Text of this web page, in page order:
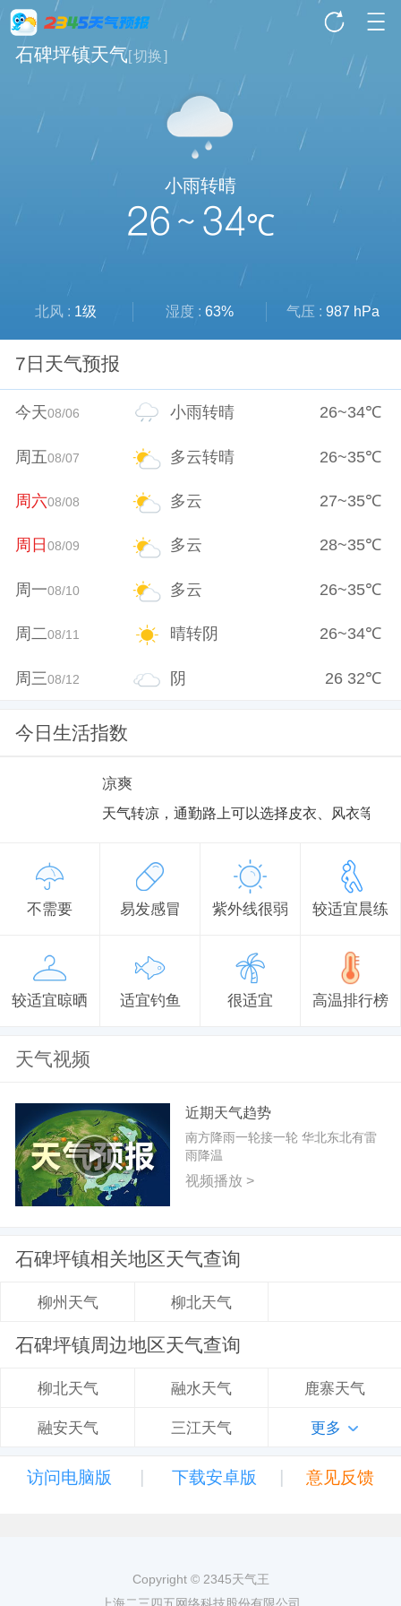
石碑坪镇天气[切换]
小雨转晴
26 ~ 34℃
北风 : 1级 湿度 : 63% 气压 : 987 hPa
7日天气预报
今天08/06 小雨转晴 26~34℃
周五08/07 多云转晴 26~35℃
周六08/08 多云 27~35℃
周日08/09 多云 28~35℃
周一08/10 多云 26~35℃
周二08/11 晴转阴 26~34℃
周三08/12 阴 26 32℃
今日生活指数
凉爽
天气转凉，通勤路上可以选择皮衣、风衣等防
不需要 易发感冒 紫外线很弱 较适宜晨练
较适宜晾晒 适宜钓鱼 很适宜 高温排行榜
天气视频
近期天气趋势
南方降雨一轮接一轮 华北东北有雷
雨降温
视频播放 >
石碑坪镇相关地区天气查询
柳州天气 柳北天气
石碑坪镇周边地区天气查询
柳北天气 融水天气 鹿寨天气
融安天气 三江天气 更多
访问电脑版 | 下载安卓版 | 意见反馈
Copyright © 2345天气王